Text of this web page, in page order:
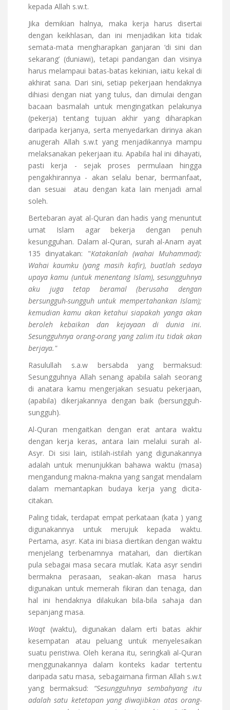
kepada Allah s.w.t.
Jika demikian halnya, maka kerja harus disertai
dengan keikhlasan, dan ini menjadikan kita tidak
semata-mata mengharapkan ganjaran ‘di sini dan
sekarang’ (duniawi), tetapi pandangan dan visinya
harus melampaui batas-batas kekinian, iaitu kekal di
akhirat sana. Dari sini, setiap pekerjaan hendaknya
dihiasi dengan niat yang tulus, dan dimulai dengan
bacaan basmalah untuk mengingatkan pelakunya
(pekerja) tentang tujuan akhir yang diharapkan
daripada kerjanya, serta menyedarkan dirinya akan
anugerah Allah s.w.t yang menjadikannya mampu
melaksanakan pekerjaan itu. Apabila hal ini dihayati,
pasti kerja - sejak proses permulaan hingga
pengakhirannya - akan selalu benar, bermanfaat,
dan sesuai atau dengan kata lain menjadi amal
soleh.
Bertebaran ayat al-Quran dan hadis yang menuntut
umat Islam agar bekerja dengan penuh
kesungguhan. Dalam al-Quran, surah al-Anam ayat
135 dinyatakan: "Katakanlah (wahai Muhammad):
Wahai kaumku (yang masih kafir), buatlah sedaya
upaya kamu (untuk menentang Islam), sesungguhnya
aku juga tetap beramal (berusaha dengan
bersungguh-sungguh untuk mempertahankan Islam);
kemudian kamu akan ketahui siapakah yanga akan
beroleh kebaikan dan kejayaan di dunia ini.
Sesungguhnya orang-orang yang zalim itu tidak akan
berjaya."
Rasulullah s.a.w bersabda yang bermaksud:
Sesungguhnya Allah senang apabila salah seorang
di anatara kamu mengerjakan sesuatu pekerjaan,
(apabila) dikerjakannya dengan baik (bersungguh-
sungguh).
Al-Quran mengaitkan dengan erat antara waktu
dengan kerja keras, antara lain melalui surah al-
Asyr. Di sisi lain, istilah-istilah yang digunakannya
adalah untuk menunjukkan bahawa waktu (masa)
mengandung makna-makna yang sangat mendalam
dalam memantapkan budaya kerja yang dicita-
citakan.
Paling tidak, terdapat empat perkataan (kata ) yang
digunakannya untuk merujuk kepada waktu.
Pertama, asyr. Kata ini biasa diertikan dengan waktu
menjelang terbenamnya matahari, dan diertikan
pula sebagai masa secara mutlak. Kata asyr sendiri
bermakna perasaan, seakan-akan masa harus
digunakan untuk memerah fikiran dan tenaga, dan
hal ini hendaknya dilakukan bila-bila sahaja dan
sepanjang masa.
Waqt (waktu), digunakan dalam erti batas akhir
kesempatan atau peluang untuk menyelesaikan
suatu peristiwa. Oleh kerana itu, seringkali al-Quran
menggunakannya dalam konteks kadar tertentu
daripada satu masa, sebagaimana firman Allah s.w.t
yang bermaksud: “Sesungguhnya sembahyang itu
adalah satu ketetapan yang diwajibkan atas orang-